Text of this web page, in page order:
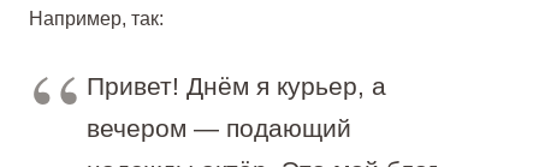
Например, так:
Привет! Днём я курьер, а
вечером — подающий